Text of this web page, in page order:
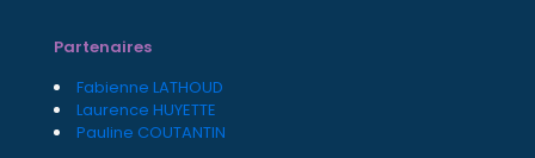
Partenaires
Fabienne LATHOUD
Laurence HUYETTE
Pauline COUTANTIN